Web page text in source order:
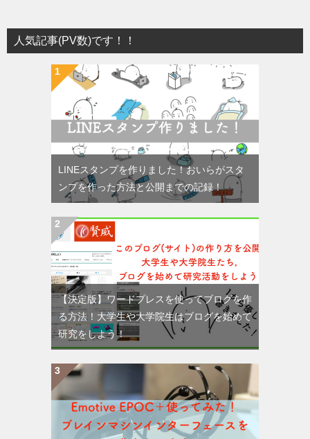
人気記事(PV数)です！！
LINEスタンプを作りました！おいらがスタ
ンプを作った方法と公開までの記録！
【決定版】ワードプレスを使ってブログを作
る方法！大学生や大学院生はブログを始めて
研究をしよう！